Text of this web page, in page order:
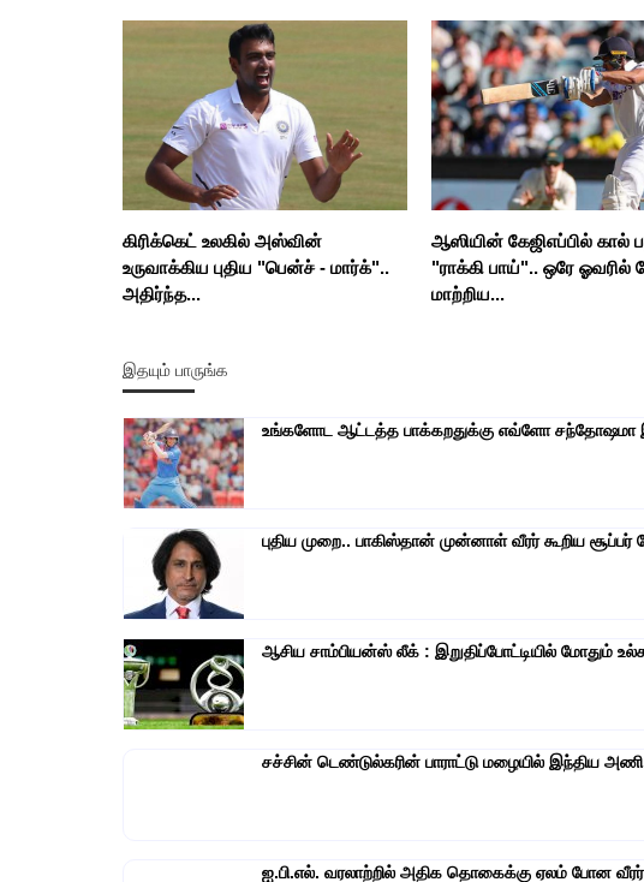
கிரிக்கெட் உலகில் அஸ்வின்
உருவாக்கிய புதிய "பென்ச் - மார்க்"..
அதிர்ந்த...
ஆஸியின் கேஜிஎப்பில் கால்
"ராக்கி பாய்".. ஒரே ஓவரில்
மாற்றிய...
இதயும் பாருங்க
உங்களோட ஆட்டத்த பாக்கறதுக்கு எவ்ளோ சந்தோஷமா
புதிய முறை.. பாகிஸ்தான் முன்னாள் வீரர் கூறிய
ஆசிய சாம்பியன்ஸ் லீக் : இறுதிப்போட்டியில் மோதும்
சச்சின் டெண்டுல்கரின் பாராட்டு மழையில் இந்திய அணி
ஐ.பி.எல். வரலாற்றில் அதிக தொகைக்கு ஏலம் போன